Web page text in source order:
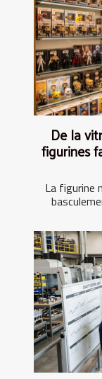
De la
figurines
La figurine